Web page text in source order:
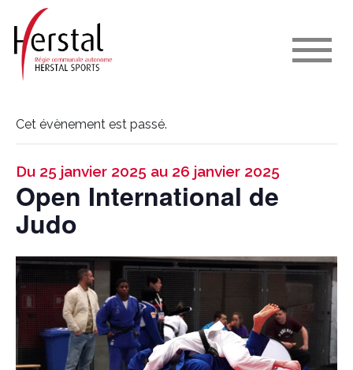
Cet évènement est passé.
Du 25 janvier 2025 au 26 janvier 2025
Open International de
Judo